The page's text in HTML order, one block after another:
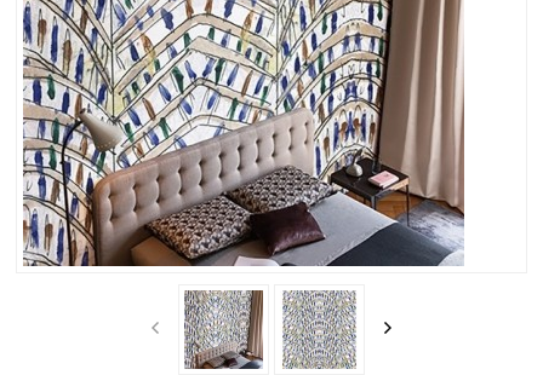
AKTUALNOSCI
STREFA-PROJEKTANTA
REALIZACJE
INSPIRACJE
KONTAKT